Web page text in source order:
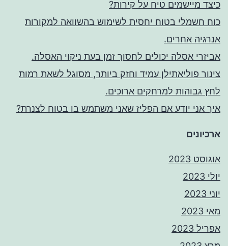
כיצד מיישמים טיח על קירות?
כוח חשמלי בטוח יחסית לשימוש בהשוואה למקורות
אנרגיה אחרים.
אביזרי אסלה יכולים לחסוך זמן בעת ניקוי האסלה.
צינור פוליאתילן עמיד וחזק ביותר, מסוגל לשאת רמות
לחץ גבוהות למרחקים ארוכים.
איך אני יודע אם הפליז שאני משתמש בו בטוח לצנרת?
ארכיונים
אוגוסט 2023
יולי 2023
יוני 2023
מאי 2023
אפריל 2023